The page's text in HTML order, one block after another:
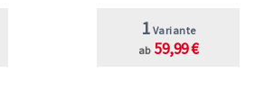
1 Variante
ab 59,99 €